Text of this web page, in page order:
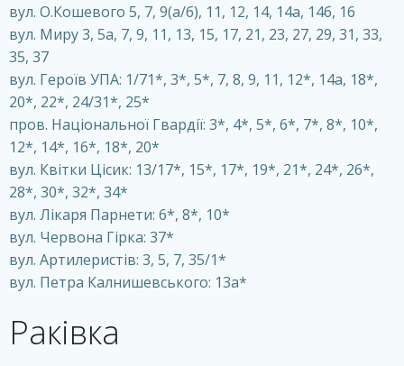
вул. О.Кошевого 5, 7, 9(а/б), 11, 12, 14, 14а, 14б, 16
вул. Миру 3, 5а, 7, 9, 11, 13, 15, 17, 21, 23, 27, 29, 31, 33,
35, 37
вул. Героїв УПА: 1/71*, 3*, 5*, 7, 8, 9, 11, 12*, 14а, 18*,
20*, 22*, 24/31*, 25*
пров. Національної Гвардії: 3*, 4*, 5*, 6*, 7*, 8*, 10*,
12*, 14*, 16*, 18*, 20*
вул. Квітки Цісик: 13/17*, 15*, 17*, 19*, 21*, 24*, 26*,
28*, 30*, 32*, 34*
вул. Лікаря Парнети: 6*, 8*, 10*
вул. Червона Гірка: 37*
вул. Артилеристів: 3, 5, 7, 35/1*
вул. Петра Калнишевського: 13а*
Раківка